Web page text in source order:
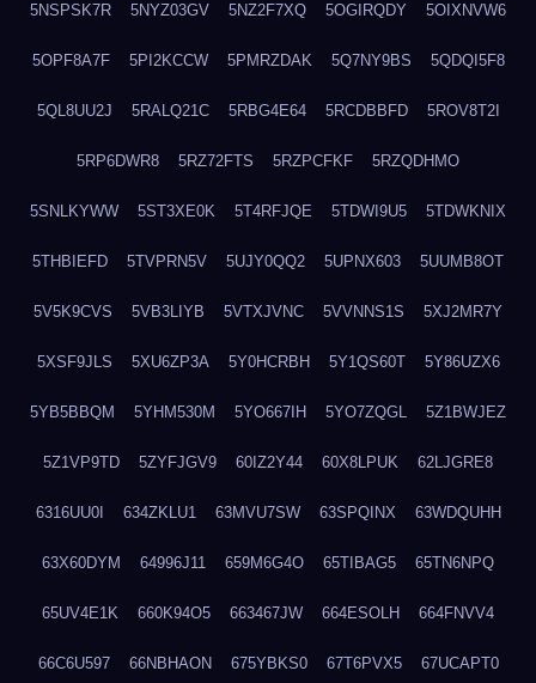
5NSPSK7R 5NYZ03GV 5NZ2F7XQ 5OGIRQDY 5OIXNVW6
5OPF8A7F 5PI2KCCW 5PMRZDAK 5Q7NY9BS 5QDQI5F8
5QL8UU2J 5RALQ21C 5RBG4E64 5RCDBBFD 5ROV8T2I
5RP6DWR8 5RZ72FTS 5RZPCFKF 5RZQDHMO
5SNLKYWW 5ST3XE0K 5T4RFJQE 5TDWI9U5 5TDWKNIX
5THBIEFD 5TVPRN5V 5UJY0QQ2 5UPNX603 5UUMB8OT
5V5K9CVS 5VB3LIYB 5VTXJVNC 5VVNNS1S 5XJ2MR7Y
5XSF9JLS 5XU6ZP3A 5Y0HCRBH 5Y1QS60T 5Y86UZX6
5YB5BBQM 5YHM530M 5YO667IH 5YO7ZQGL 5Z1BWJEZ
5Z1VP9TD 5ZYFJGV9 60IZ2Y44 60X8LPUK 62LJGRE8
6316UU0I 634ZKLU1 63MVU7SW 63SPQINX 63WDQUHH
63X60DYM 64996J11 659M6G4O 65TIBAG5 65TN6NPQ
65UV4E1K 660K94O5 663467JW 664ESOLH 664FNVV4
66C6U597 66NBHAON 675YBKS0 67T6PVX5 67UCAPT0